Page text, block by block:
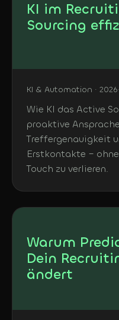
KI im
Sourcing
KI & Automation ·
Wie KI das Active
proaktive
Treffergenauigkeit
Erstkontakte –
Touch zu verlieren.
Warum
Dein
ändert